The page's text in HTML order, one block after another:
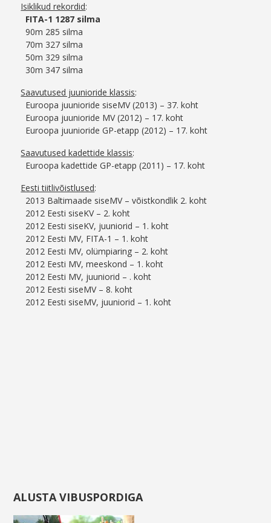
Isiklikud rekordid:
FITA-1 1287 silma
90m 285 silma
70m 327 silma
50m 329 silma
30m 347 silma
Saavutused juunioride klassis:
Euroopa juunioride siseMV (2013) – 37. koht
Euroopa juunioride MV (2012) – 17. koht
Euroopa juunioride GP-etapp (2012) – 17. koht
Saavutused kadettide klassis:
Euroopa kadettide GP-etapp (2011) – 17. koht
Eesti tiitlivõistlused:
2013 Baltimaade siseMV – võistkondlik 2. koht
2012 Eesti siseKV – 2. koht
2012 Eesti siseKV, juuniorid – 1. koht
2012 Eesti MV, FITA-1 – 1. koht
2012 Eesti MV, olümpiaring – 2. koht
2012 Eesti MV, meeskond – 1. koht
2012 Eesti MV, juuniorid – . koht
2012 Eesti siseMV – 8. koht
2012 Eesti siseMV, juuniorid – 1. koht
ALUSTA VIBUSPORDIGA